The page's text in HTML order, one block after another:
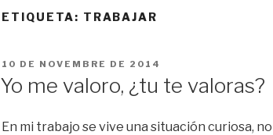
ETIQUETA: TRABAJAR
PUBLICAT
A
10 DE NOVEMBRE DE 2014
Yo me valoro, ¿tu te valoras?
En mi trabajo se vive una situación curiosa,